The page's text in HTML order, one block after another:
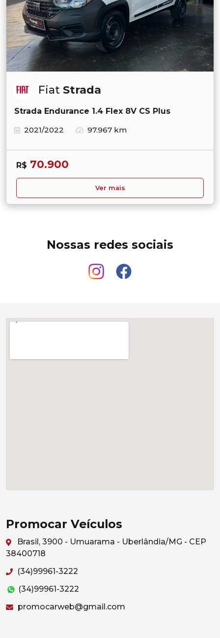
Fiat Strada
Strada Endurance 1.4 Flex 8V CS Plus
2021/2022
97.967 km
R$ 70.900
Ver mais
Nossas redes sociais
Promocar Veículos
Brasil, 3900 - Umuarama - Uberlândia/MG - CEP
38400718
(34)99961-3222
(34)99961-3222
promocarweb@gmail.com